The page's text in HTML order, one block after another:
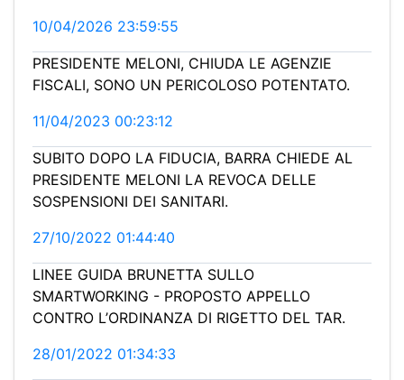
10/04/2026 23:59:55
PRESIDENTE MELONI, CHIUDA LE AGENZIE
FISCALI, SONO UN PERICOLOSO POTENTATO.
11/04/2023 00:23:12
SUBITO DOPO LA FIDUCIA, BARRA CHIEDE AL
PRESIDENTE MELONI LA REVOCA DELLE
SOSPENSIONI DEI SANITARI.
27/10/2022 01:44:40
LINEE GUIDA BRUNETTA SULLO
SMARTWORKING - PROPOSTO APPELLO
CONTRO L’ORDINANZA DI RIGETTO DEL TAR.
28/01/2022 01:34:33